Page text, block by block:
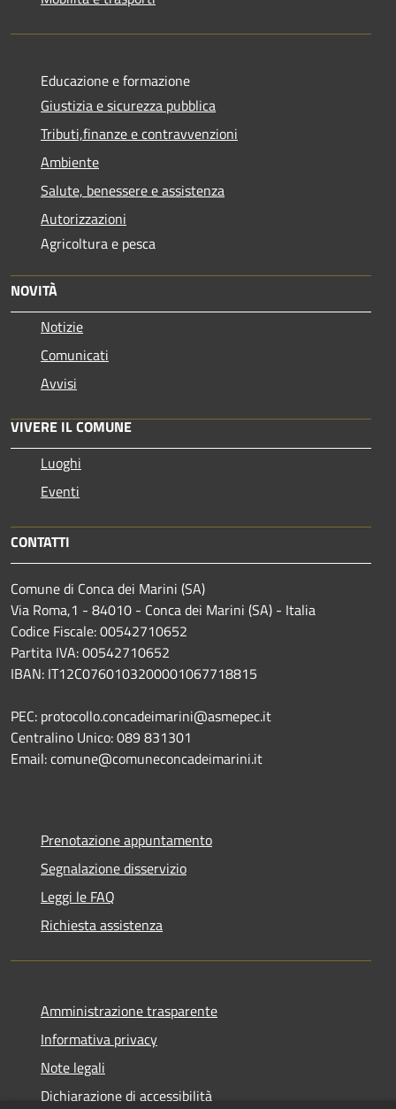
Educazione e formazione
Giustizia e sicurezza pubblica
Tributi,finanze e contravvenzioni
Ambiente
Salute, benessere e assistenza
Autorizzazioni
Agricoltura e pesca
NOVITÀ
Notizie
Comunicati
Avvisi
VIVERE IL COMUNE
Luoghi
Eventi
CONTATTI
Comune di Conca dei Marini (SA)
Via Roma,1 - 84010 - Conca dei Marini (SA) - Italia
Codice Fiscale: 00542710652
Partita IVA: 00542710652
IBAN: IT12C0760103200001067718815
PEC: protocollo.concadeimarini@asmepec.it
Centralino Unico: 089 831301
Email: comune@comuneconcadeimarini.it
Prenotazione appuntamento
Segnalazione disservizio
Leggi le FAQ
Richiesta assistenza
Amministrazione trasparente
Informativa privacy
Note legali
Dichiarazione di accessibilità